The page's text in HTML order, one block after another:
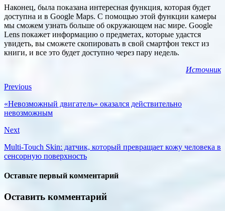
Наконец, была показана интересная функция, которая будет
доступна и в Google Maps. С помощью этой функции камеры
мы сможем узнать больше об окружающем нас мире. Google
Lens покажет информацию о предметах, которые удастся
увидеть, вы сможете скопировать в свой смартфон текст из
книги, и все это будет доступно через пару недель.
Источник
Previous
«Невозможный двигатель» оказался действительно
невозможным
Next
Multi-Touch Skin: датчик, который превращает кожу человека в
сенсорную поверхность
Оставьте первый комментарий
Оставить комментарий